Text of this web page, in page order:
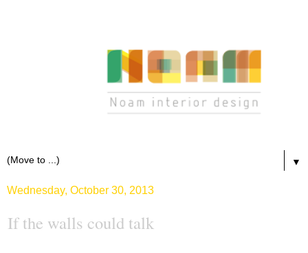
▼
Wednesday, October 30, 2013
If the walls could talk